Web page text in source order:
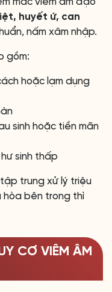
huyết ứ, can
nấm xâm nhập.
gồm:
hoặc lạm dụng
sinh hoặc tiền mãn
sinh thấp
tập trung xử lý triệu
hòa bên trong thì
CƠ VIÊM ÂM